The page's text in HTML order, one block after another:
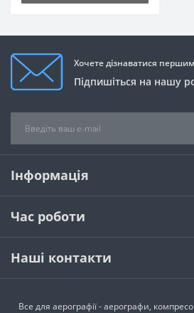
Хочете дізнаватися
Підпишіться на нашу
Інформація
Час роботи
Наші контакти
Все для аерографії - аерографи,